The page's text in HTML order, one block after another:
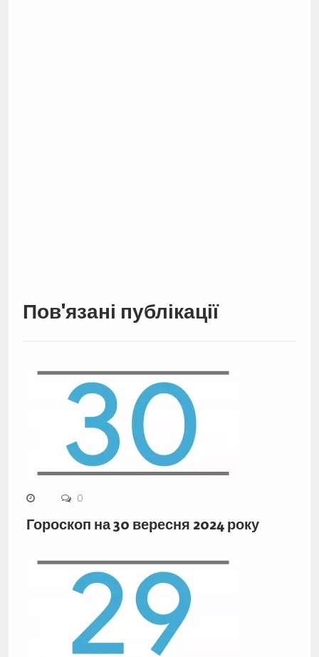
Пов'язані публікації
0
Гороскоп на 30 вересня 2024 року